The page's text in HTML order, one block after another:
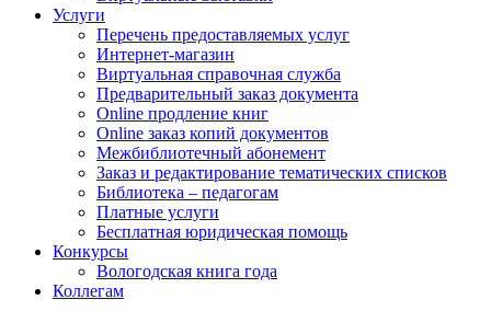
Услуги
Перечень предоставляемых услуг
Интернет-магазин
Виртуальная справочная служба
Предварительный заказ документа
Online продление книг
Online заказ копий документов
Межбиблиотечный абонемент
Заказ и редактирование тематических списков
Библиотека – педагогам
Платные услуги
Бесплатная юридическая помощь
Конкурсы
Вологодская книга года
Коллегам